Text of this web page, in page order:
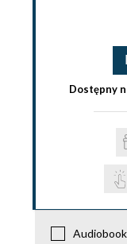
Dostępny